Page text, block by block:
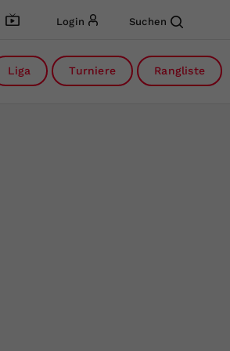
Login Suchen
Liga Turniere Rangliste